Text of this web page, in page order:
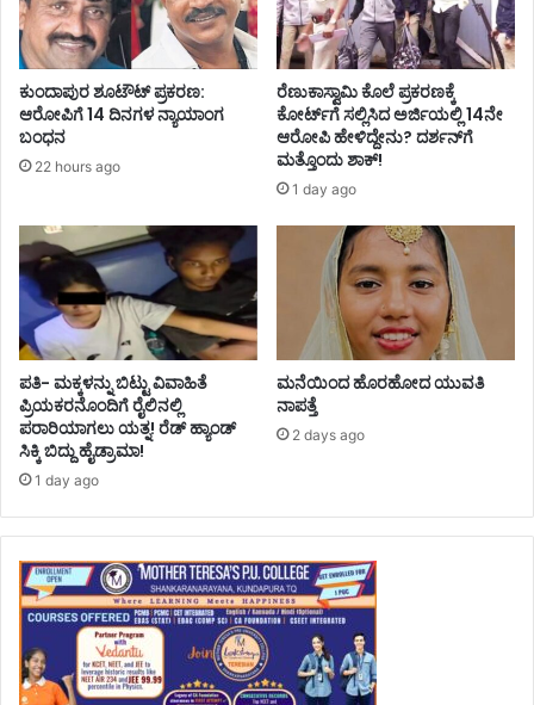
ಕುಂದಾಪುರ ಶೂಟೌಟ್ ಪ್ರಕರಣ:
ಆರೋಪಿಗೆ 14 ದಿನಗಳ ನ್ಯಾಯಾಂಗ
ಬಂಧನ
22 hours ago
ರೆಣುಕಾಸ್ವಾಮಿ ಕೊಲೆ ಪ್ರಕರಣಕ್ಕೆ
ಕೋರ್ಟ್‌ಗೆ ಸಲ್ಲಿಸಿದ ಅರ್ಜಿಯಲ್ಲಿ 14ನೇ
ಆರೋಪಿ ಹೇಳಿದ್ದೇನು? ದರ್ಶನ್‌ಗೆ
ಮತ್ತೊಂದು ಶಾಕ್!
1 day ago
ಪತಿ- ಮಕ್ಕಳನ್ನು ಬಿಟ್ಟು ವಿವಾಹಿತೆ
ಪ್ರಿಯಕರನೊಂದಿಗೆ ರೈಲಿನಲ್ಲಿ
ಪರಾರಿಯಾಗಲು ಯತ್ನ! ರೆಡ್ ಹ್ಯಾಂಡ್
ಸಿಕ್ಕಿ ಬಿದ್ದು ಹೈಡ್ರಾಮಾ!
1 day ago
ಮನೆಯಿಂದ ಹೊರಹೋದ ಯುವತಿ
ನಾಪತ್ತೆ
2 days ago